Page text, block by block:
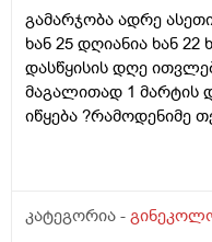
რამეა.ზოგადად
მაქვს.ხშირად მაქვს
უნდაცკვების სახით
პასუხიც მივიღე და
არც ჭარბი
მითხარით რომ
ასაკი 40
გამარჯობა ადრე
ხან 25 დღიანია ხან
დასწყისის დღე
მაგალითად 1 მარტის
იწყება ?რამოდენიმე
მეშინია კიდევ ხომ
განმავლობაში ?
კატეგორია -